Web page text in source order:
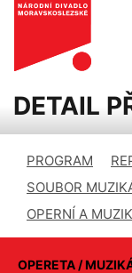
DETAIL
PROGRAM
SOUBOR
OPERNÍ A
OPERETA /